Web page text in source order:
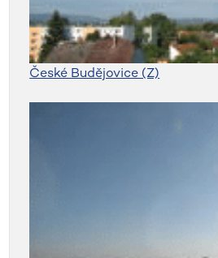
České Budějovice (Z)